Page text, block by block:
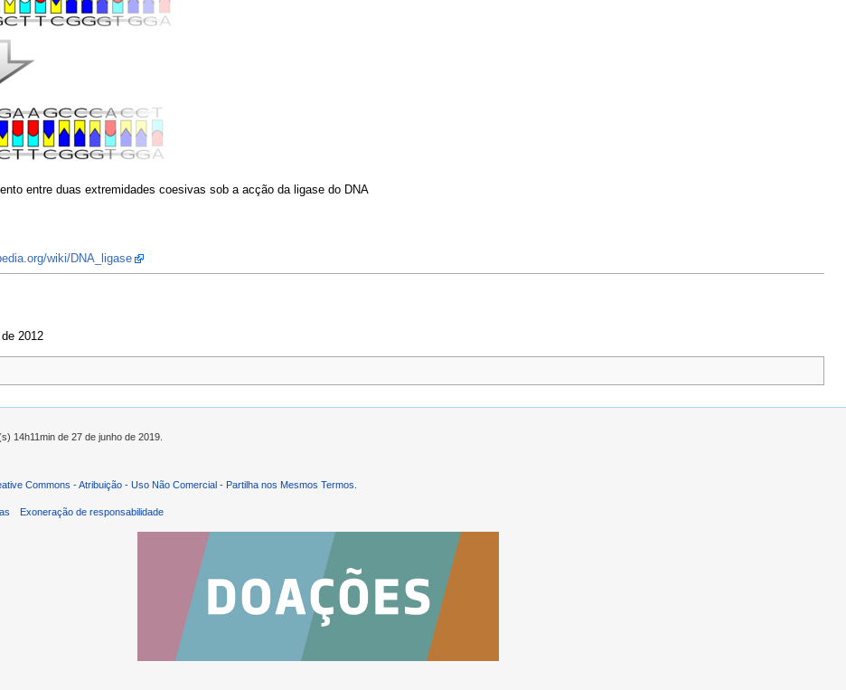
entre duas extremidades coesivas sob a acção da ligase do DNA
wiki/DNA_ligase
2012
14h11min de 27 de junho de 2019.
Commons - Atribuição - Uso Não Comercial - Partilha nos Mesmos Termos
Exoneração de responsabilidade